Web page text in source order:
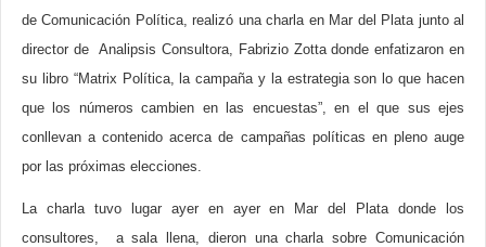
de Comunicación Política, realizó una charla en Mar del Plata junto al
director de Analipsis Consultora, Fabrizio Zotta donde enfatizaron en
su libro “Matrix Política, la campaña y la estrategia son lo que hacen
que los números cambien en las encuestas”, en el que sus ejes
conllevan a contenido acerca de campañas políticas en pleno auge
por las próximas elecciones.
La charla tuvo lugar ayer en ayer en Mar del Plata donde los
consultores, a sala llena, dieron una charla sobre Comunicación